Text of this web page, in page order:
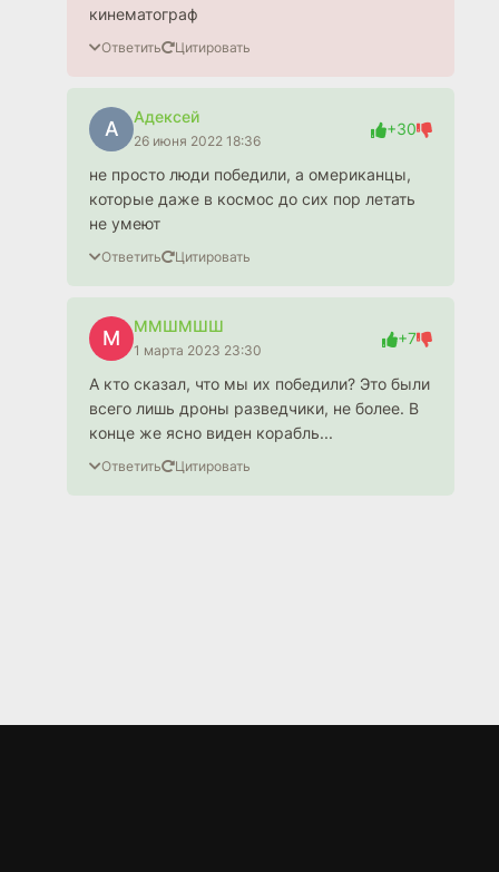
кинематограф
Ответить Цитировать
А
Адексей
26 июня 2022 18:36
+30
не просто люди победили, а омериканцы,
которые даже в космос до сих пор летать
не умеют
Ответить Цитировать
М
ММШМШШ
1 марта 2023 23:30
+7
А кто сказал, что мы их победили? Это были
всего лишь дроны разведчики, не более. В
конце же ясно виден корабль...
Ответить Цитировать